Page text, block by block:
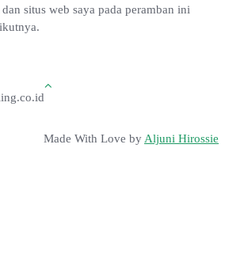
situs web saya pada peramban ini
Made With Love byAljuni Hirossie